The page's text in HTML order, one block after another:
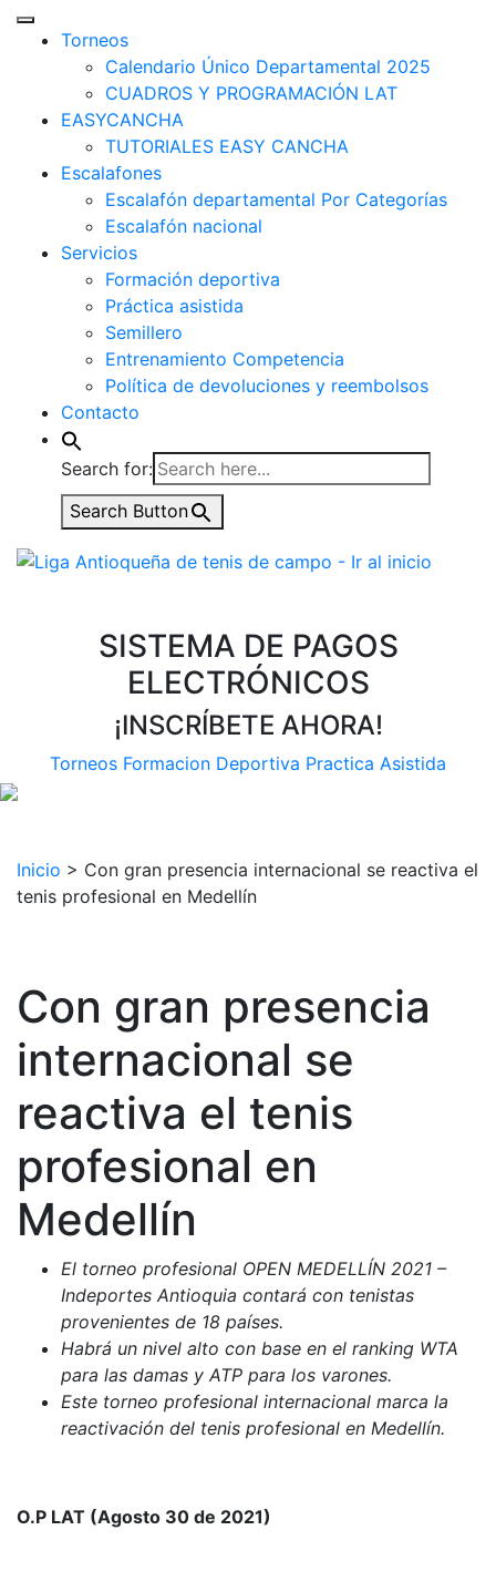
Torneos
Calendario Único Departamental 2025
CUADROS Y PROGRAMACIÓN LAT
EASYCANCHA
TUTORIALES EASY CANCHA
Escalafones
Escalafón departamental Por Categorías
Escalafón nacional
Servicios
Formación deportiva
Práctica asistida
Semillero
Entrenamiento Competencia
Política de devoluciones y reembolsos
Contacto
Search for:
Search Button
SISTEMA DE PAGOS
ELECTRÓNICOS
¡INSCRÍBETE AHORA!
Torneos Formacion Deportiva Practica Asistida
Inicio > Con gran presencia internacional se reactiva el
tenis profesional en Medellín
Con gran presencia
internacional se
reactiva el tenis
profesional en
Medellín
El torneo profesional OPEN MEDELLÍN 2021 –
Indeportes Antioquia contará con tenistas
provenientes de 18 países.
Habrá un nivel alto con base en el ranking WTA
para las damas y ATP para los varones.
Este torneo profesional internacional marca la
reactivación del tenis profesional en Medellín.
O.P LAT (Agosto 30 de 2021)